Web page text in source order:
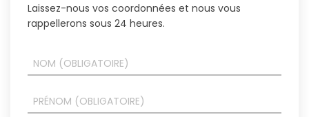
Laissez-nous vos coordonnées et nous vous
rappellerons sous 24 heures.